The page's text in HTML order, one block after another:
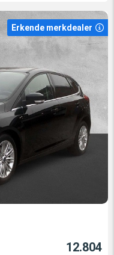
Erkende merkdealer
12.804